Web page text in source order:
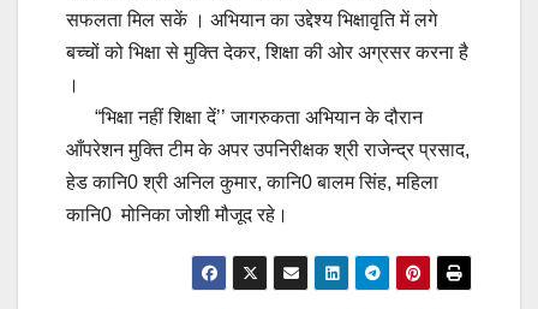
सफलता मिल सकें । अभियान का उद्देश्य भिक्षावृति में लगे
बच्चों को भिक्षा से मुक्ति देकर, शिक्षा की ओर अग्रसर करना है
।
“भिक्षा नहीं शिक्षा दें’’ जागरुकता अभियान के दौरान
आँपरेशन मुक्ति टीम के अपर उपनिरीक्षक श्री राजेन्द्र प्रसाद,
हेड कानि0 श्री अनिल कुमार, कानि0 बालम सिंह, महिला
कानि0 मोनिका जोशी मौजूद रहे।